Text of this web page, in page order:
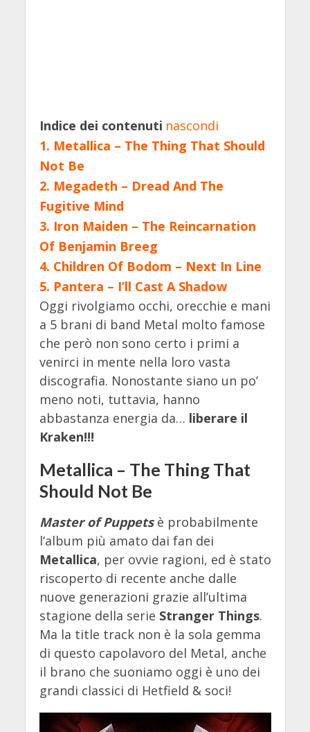
Indice dei contenuti nascondi
1. Metallica – The Thing That Should
Not Be
2. Megadeth – Dread And The
Fugitive Mind
3. Iron Maiden – The Reincarnation
Of Benjamin Breeg
4. Children Of Bodom – Next In Line
5. Pantera – I’ll Cast A Shadow
Oggi rivolgiamo occhi, orecchie e mani
a 5 brani di band Metal molto famose
che però non sono certo i primi a
venirci in mente nella loro vasta
discografia. Nonostante siano un po’
meno noti, tuttavia, hanno
abbastanza energia da… liberare il
Kraken!!!
Metallica – The Thing That
Should Not Be
Master of Puppetsè probabilmente
l’album più amato dai fan dei
Metallica, per ovvie ragioni, ed è stato
riscoperto di recente anche dalle
nuove generazioni grazie all’ultima
stagione della serie Stranger Things.
Ma la title track non è la sola gemma
di questo capolavoro del Metal, anche
il brano che suoniamo oggi è uno dei
grandi classici di Hetfield & soci!